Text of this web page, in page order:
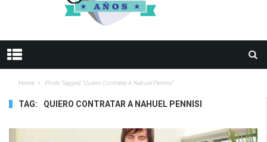
Home Posts Tagged "quiero Contratar A Nahuel Pennisi"
TAG: QUIERO CONTRATAR A NAHUEL PENNISI